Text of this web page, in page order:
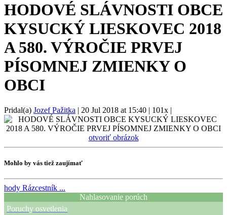
HODOVÉ SLÁVNOSTI OBCE
KYSUCKÝ LIESKOVEC 2018
A 580. VÝROČIE PRVEJ
PÍSOMNEJ ZMIENKY O
OBCI
Pridal(a) Jozef Pažitka | 20 Jul 2018 at 15:40 | 101x |
otvoriť obrázok
Mohlo by vás tiež zaujímať
hody Rázcestník ...
Nahlasovanie porúch
Poruchy osvetlenia